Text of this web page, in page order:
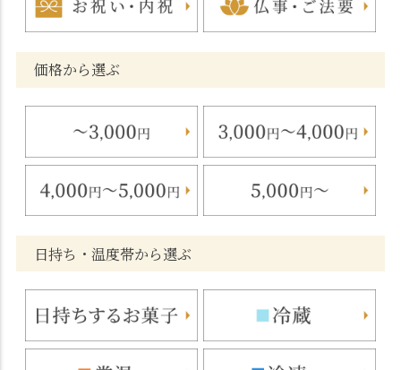
価格から選ぶ
日持ち・温度帯から選ぶ